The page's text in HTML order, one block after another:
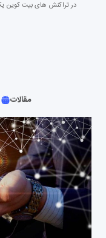
در تراکنش های بیت کوین
مقالات